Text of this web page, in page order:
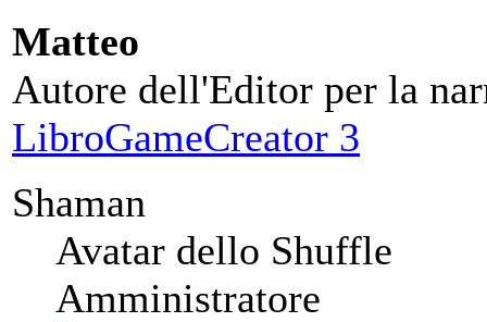
Matteo
Autore dell'Editor per la
LibroGameCreator 3
Shaman
Avatar dello Shuffle
Amministratore